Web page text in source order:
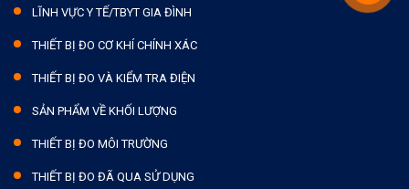
LĨNH VỰC Y TẾ/TBYT GIA ĐÌNH
THIẾT BỊ ĐO CƠ KHÍ CHÍNH XÁC
THIẾT BỊ ĐO VÀ KIỂM TRA ĐIỆN
SẢN PHẨM VỀ KHỐI LƯỢNG
THIẾT BỊ ĐO MÔI TRƯỜNG
THIẾT BỊ ĐO ĐÃ QUA SỬ DỤNG